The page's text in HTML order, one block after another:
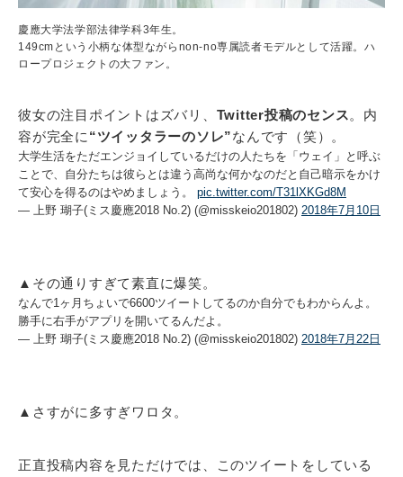
慶應大学法学部法律学科3年生。
149cmという小柄な体型ながらnon-no専属読者モデルとして活躍。ハ
ロープロジェクトの大ファン。
彼女の注目ポイントはズバリ、 Twitter投稿のセンス。内
容が完全に “ツイッタラーのソレ”なんです（笑）。
大学生活をただエンジョイしているだけの人たちを「ウェイ」と呼ぶ
ことで、自分たちは彼らとは違う高尚な何かなのだと自己暗示をかけ
て安心を得るのはやめましょう。 pic.twitter.com/T31lXKGd8M
— 上野 瑚子(ミス慶應2018 No.2) (@misskeio201802) 2018年7月10日
▲その通りすぎて素直に爆笑。
なんで1ヶ月ちょいで6600ツイートしてるのか自分でもわからんよ。
勝手に右手がアプリを開いてるんだよ。
— 上野 瑚子(ミス慶應2018 No.2) (@misskeio201802) 2018年7月22日
▲さすがに多すぎワロタ。
正直投稿内容を見ただけでは、このツイートをしている